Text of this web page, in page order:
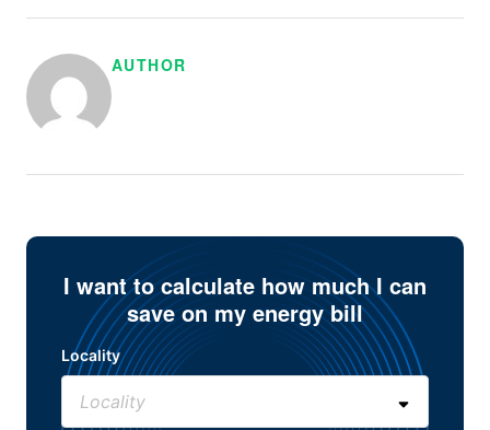
AUTHOR
I want to calculate how much I can
save on my energy bill
Locality